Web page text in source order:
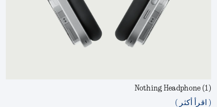
Nothing Headphone (1)
( اقرأ أكثر )